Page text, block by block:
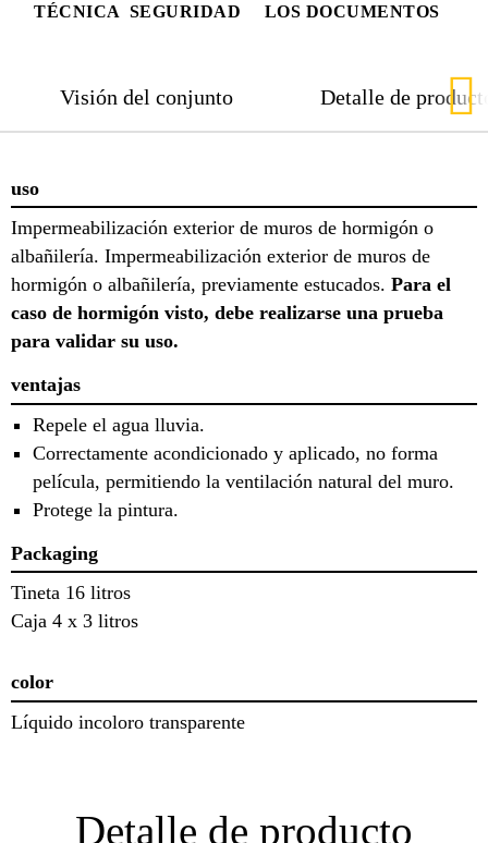
TÉCNICA SEGURIDAD
LOS DOCUMENTOS
Visión del conjunto Detalle de
uso
Impermeabilización exterior de muros de hormigón o
albañilería. Impermeabilización exterior de muros de
hormigón o albañilería, previamente estucados. Para el
caso de hormigón visto, debe realizarse una prueba
para validar su uso.
ventajas
Repele el agua lluvia.
Correctamente acondicionado y aplicado, no forma
película, permitiendo la ventilación natural del muro.
Protege la pintura.
Packaging
Tineta 16 litros
Caja 4 x 3 litros
color
Líquido incoloro transparente
Detalle de producto